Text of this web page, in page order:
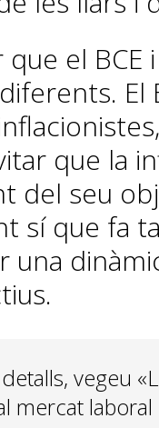
que el
El
que la
del seu
sí que fa
una
vegeu
mercat